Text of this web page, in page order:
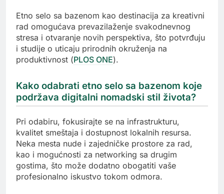
Etno selo sa bazenom kao destinacija za kreativni
rad omogućava prevazilaženje svakodnevnog
stresa i otvaranje novih perspektiva, što potvrđuju
i studije o uticaju prirodnih okruženja na
produktivnost (PLOS ONE).
Kako odabrati etno selo sa bazenom koje
podržava digitalni nomadski stil života?
Pri odabiru, fokusirajte se na infrastrukturu,
kvalitet smeštaja i dostupnost lokalnih resursa.
Neka mesta nude i zajedničke prostore za rad,
kao i mogućnosti za networking sa drugim
gostima, što može dodatno obogatiti vaše
profesionalno iskustvo tokom odmora.